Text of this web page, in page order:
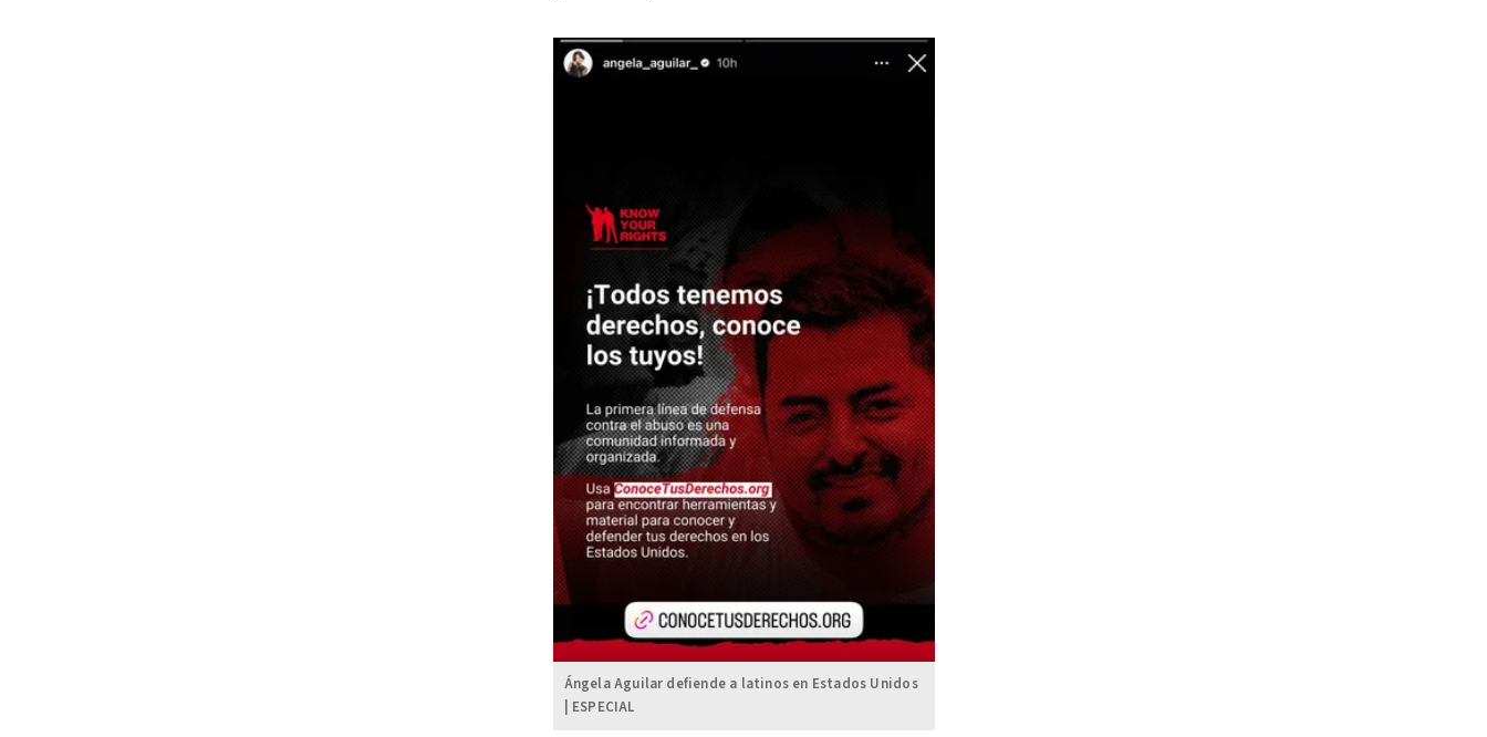
Ángela Aguilar defiende a latinos en Estados Unidos
| ESPECIAL